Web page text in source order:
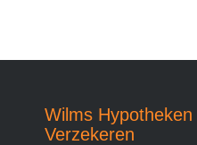
Wilms Hypotheken
Verzekeren